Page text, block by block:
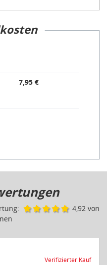
7,95 €
4,92 von
Verifizierter Kauf